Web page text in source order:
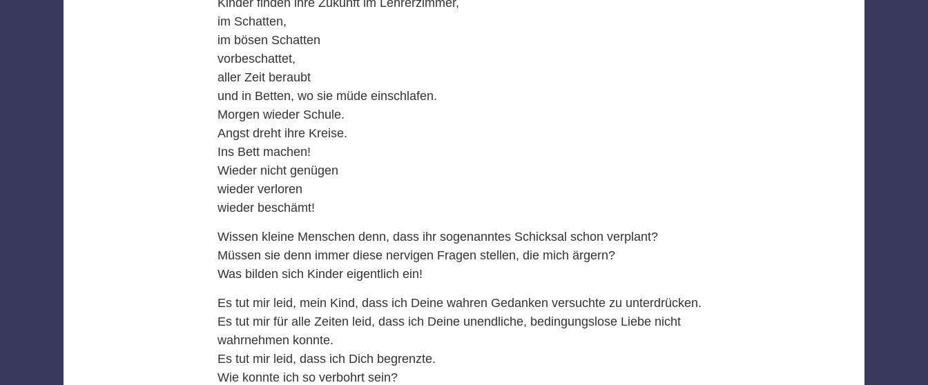
im Schatten,
im bösen Schatten
vorbeschattet,
aller Zeit beraubt
und in Betten, wo sie müde einschlafen.
Morgen wieder Schule.
Angst dreht ihre Kreise.
Ins Bett machen!
Wieder nicht genügen
wieder verloren
wieder beschämt!
Wissen kleine Menschen denn, dass ihr sogenanntes Schicksal schon verplant?
Müssen sie denn immer diese nervigen Fragen stellen, die mich ärgern?
Was bilden sich Kinder eigentlich ein!
Es tut mir leid, mein Kind, dass ich Deine wahren Gedanken versuchte zu unterdrücken.
Es tut mir für alle Zeiten leid, dass ich Deine unendliche, bedingungslose Liebe nicht
wahrnehmen konnte.
Es tut mir leid, dass ich Dich begrenzte.
Wie konnte ich so verbohrt sein?